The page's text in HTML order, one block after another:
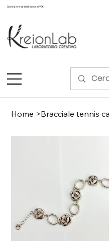
Spedizione gratuita sopra i 99€
Home >Bracciale tennis